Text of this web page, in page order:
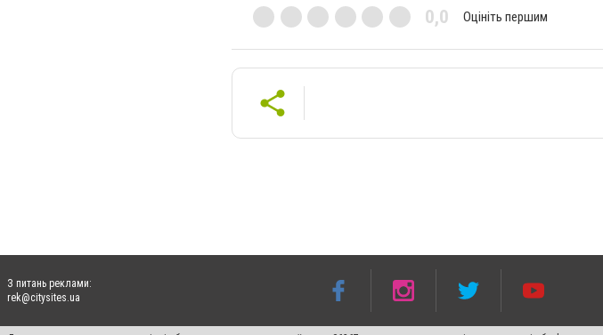
0,0 Оцініть першим
З питань реклами:
rek@citysites.ua